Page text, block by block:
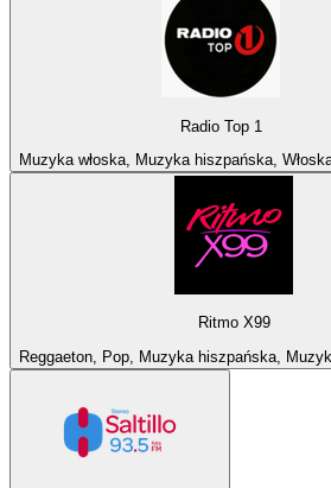
Radio Top 1
Muzyka włoska, Muzyka hiszpańska,
Ritmo X99
Reggaeton, Pop, Muzyka hiszpańska,